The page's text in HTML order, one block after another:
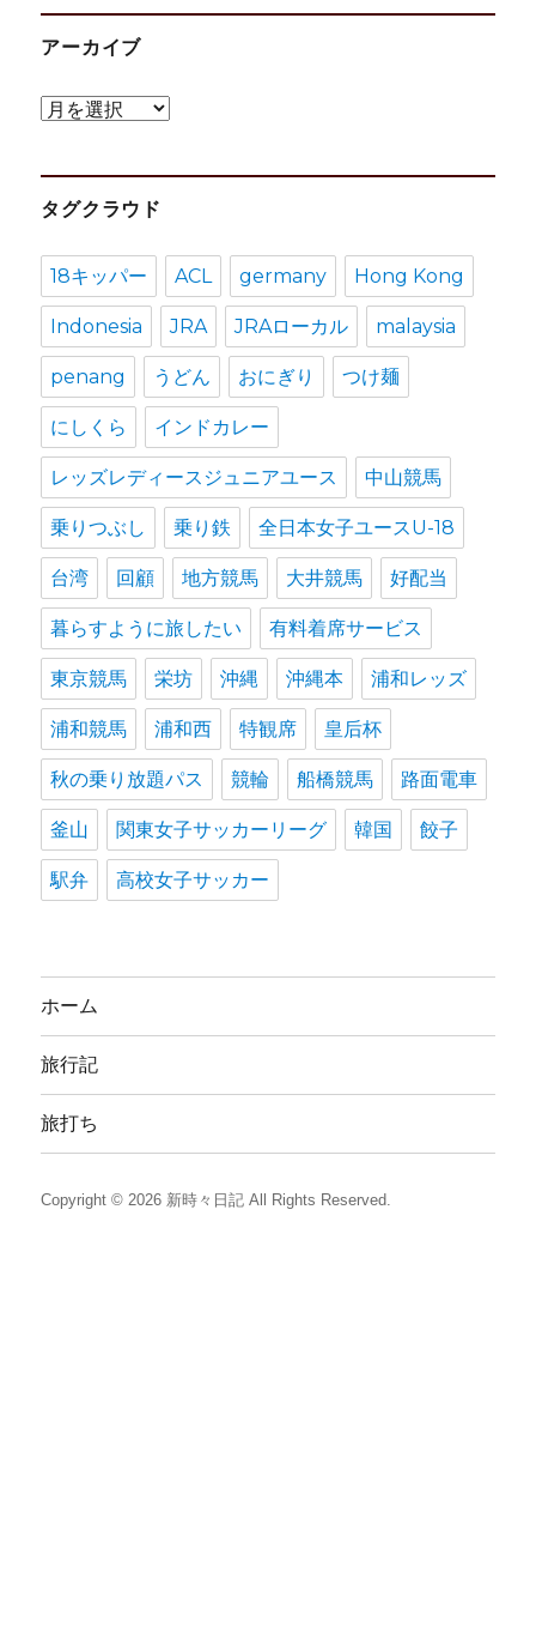
アーカイブ
ア
カ
イ
タグクラウド
18キッパー ACL germany Hong Kong
Indonesia JRA JRAローカル malaysia
penang うどん おにぎり つけ麺
にしくら インドカレー
レッズレディースジュニアユース 中山競馬
乗りつぶし 乗り鉄 全日本女子ユースU-18
台湾 回顧 地方競馬 大井競馬 好配当
暮らすように旅したい 有料着席サービス
東京競馬 栄坊 沖縄 沖縄本 浦和レッズ
浦和競馬 浦和西 特観席 皇后杯
秋の乗り放題パス 競輪 船橋競馬 路面電車
釜山 関東女子サッカーリーグ 韓国 餃子
駅弁 高校女子サッカー
ホーム
旅行記
旅打ち
Copyright © 2026 新時々日記 All Rights Reserved.